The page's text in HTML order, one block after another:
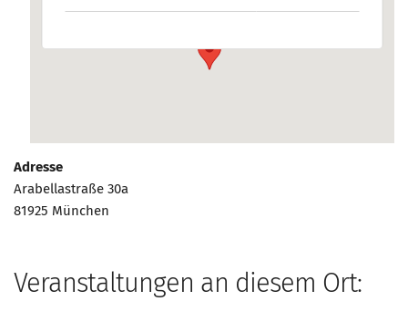
Mentoring
Partnerschaften
MARKETING PIONIERE
Anfahrt anzeigen
Adresse
Arabellastraße 30a
81925 München
Veranstaltungen an diesem Ort: